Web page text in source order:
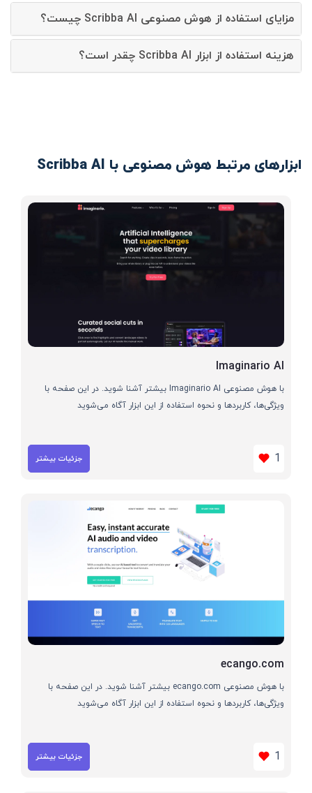
مزایای استفاده از هوش مصنوعی Scribba AI چیست؟
هزینه استفاده از ابزار Scribba AI چقدر است؟
ابزارهای مرتبط هوش مصنوعی با Scribba AI
Imaginario AI
با هوش مصنوعی Imaginario AI بیشتر آشنا شوید. در این صفحه با
ویژگی‌ها، کاربردها و نحوه استفاده از این ابزار آگاه می‌شوید
1 جزئیات بیشتر
ecango.com
با هوش مصنوعی ecango.com بیشتر آشنا شوید. در این صفحه با
ویژگی‌ها، کاربردها و نحوه استفاده از این ابزار آگاه می‌شوید
1 جزئیات بیشتر